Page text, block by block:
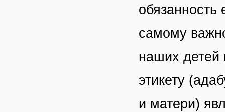
самому
наших детей
этикету
и матери)